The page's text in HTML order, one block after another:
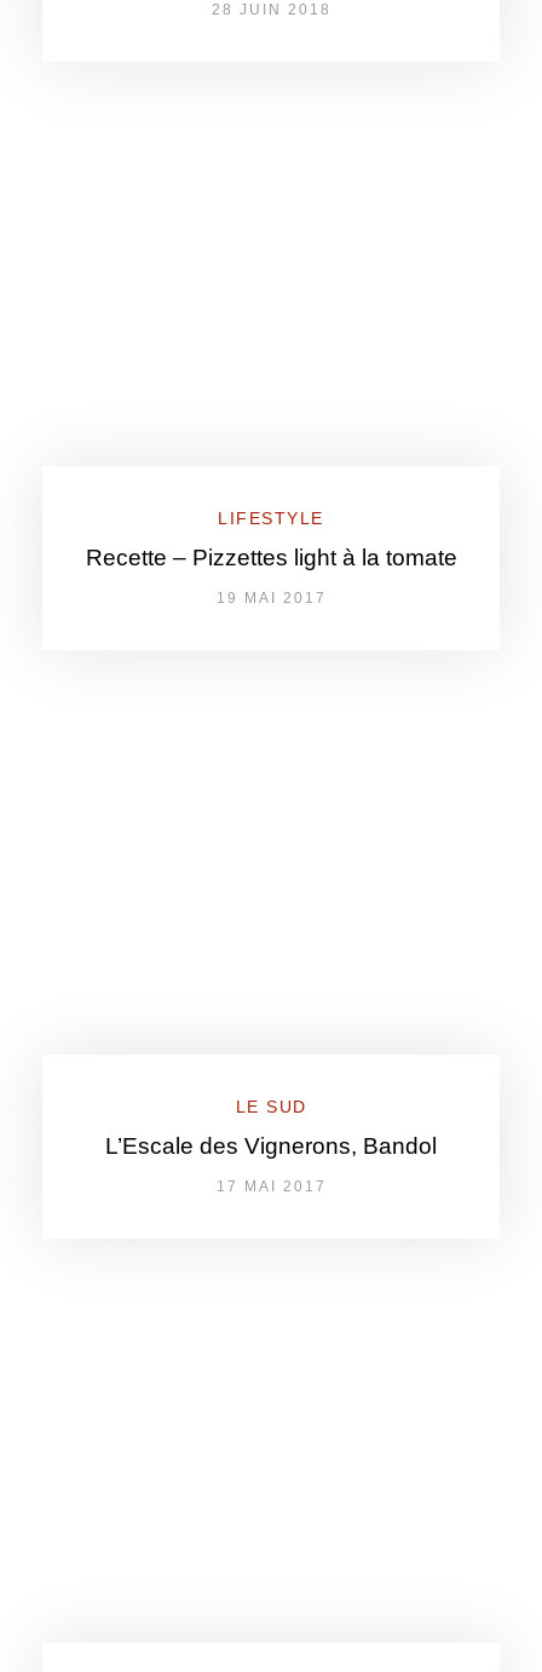
28 JUIN 2018
LIFESTYLE
Recette – Pizzettes light à la tomate
19 MAI 2017
LE SUD
L’Escale des Vignerons, Bandol
17 MAI 2017